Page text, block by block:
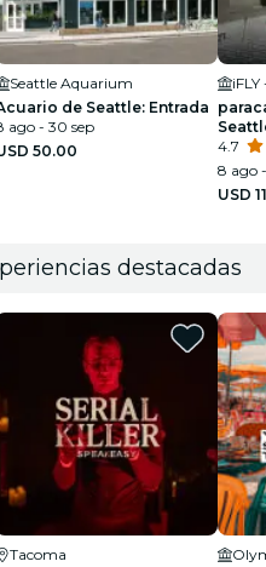
Seattle Aquarium
de Seattle: Entrada
ago - 30 sep
50.00
4.7
8 ago
USD
destacadas
Tacoma